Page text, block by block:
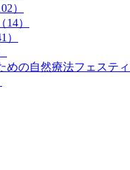
）
）
めの自然療法フェスティ